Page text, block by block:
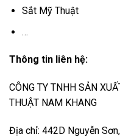
Sắt Mỹ Thuật
…
Thông tin liên hệ:
CÔNG TY TNHH SẢN
THUẬT NAM KHANG
Địa chỉ: 442D Nguyễn